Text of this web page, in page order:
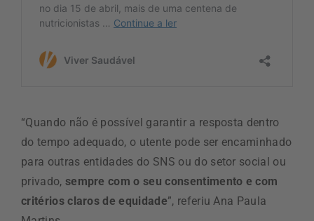
“Quando não é possível garantir a resposta dentro
do tempo adequado, o utente pode ser encaminhado
para outras entidades do SNS ou do setor social ou
privado, sempre com o seu consentimento e com
critérios claros de equidade”, referiu Ana Paula